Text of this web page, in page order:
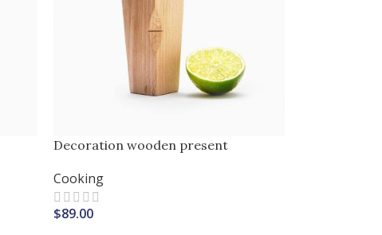
Decoration wooden present
Cooking
$89.00